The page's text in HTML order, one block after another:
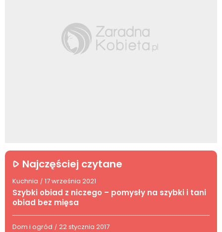
Najczęściej czytane
Kuchnia / 17 września 2021
Szybki obiad z niczego – pomysły na szybki i tani
obiad bez mięsa
Dom i ogród / 22 stycznia 2017